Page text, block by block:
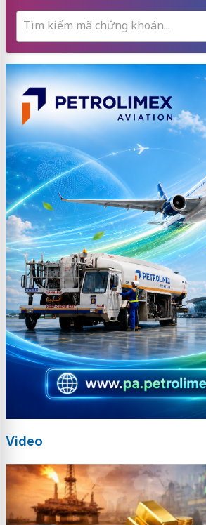
Tìm kiếm mã chứng khoán...
Video